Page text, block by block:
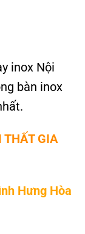
inox Nội
bàn inox
THẤT GIA
Hưng Hòa